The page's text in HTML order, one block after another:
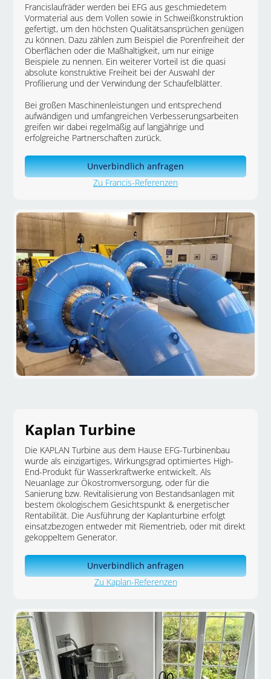
Francislaufräder werden bei EFG aus geschmiedetem
Vormaterial aus dem Vollen sowie in Schweißkonstruktion
gefertigt, um den höchsten Qualitätsansprüchen genügen
zu können. Dazu zählen zum Beispiel die Porenfreiheit der
Oberflächen oder die Maßhaltigkeit, um nur einige
Beispiele zu nennen. Ein weiterer Vorteil ist die quasi
absolute konstruktive Freiheit bei der Auswahl der
Profilierung und der Verwindung der Schaufelblätter.
Bei großen Maschinenleistungen und entsprechend
aufwändigen und umfangreichen Verbesserungsarbeiten
greifen wir dabei regelmäßig auf langjährige und
erfolgreiche Partnerschaften zurück.
Unverbindlich anfragen
Zu Francis-Referenzen
Kaplan Turbine
Die KAPLAN Turbine aus dem Hause EFG-Turbinenbau
wurde als einzigartiges, Wirkungsgrad optimiertes High-
End-Produkt für Wasserkraftwerke entwickelt. Als
Neuanlage zur Ökostromversorgung, oder für die
Sanierung bzw. Revitalisierung von Bestandsanlagen mit
bestem ökologischem Gesichtspunkt & energetischer
Rentabilität. Die Ausführung der Kaplanturbine erfolgt
einsatzbezogen entweder mit Riementrieb, oder mit direkt
gekoppeltem Generator.
Unverbindlich anfragen
Zu Kaplan-Referenzen